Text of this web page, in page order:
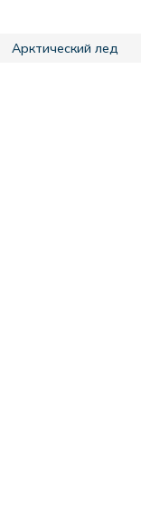
Арктический лед